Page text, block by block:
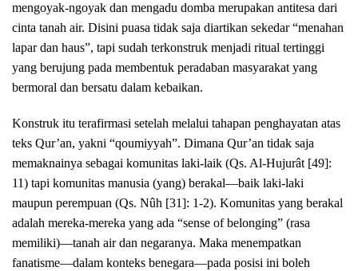
mengoyak-ngoyak dan mengadu domba merupakan antitesa dari
cinta tanah air. Disini puasa tidak saja diartikan sekedar “menahan
lapar dan haus”, tapi sudah terkonstruk menjadi ritual tertinggi
yang berujung pada membentuk peradaban masyarakat yang
bermoral dan bersatu dalam kebaikan.
Konstruk itu terafirmasi setelah melalui tahapan penghayatan atas
teks Qur’an, yakni “qoumiyyah”. Dimana Qur’an tidak saja
memaknainya sebagai komunitas laki-laik (Qs. Al-Hujurât [49]:
11) tapi komunitas manusia (yang) berakal—baik laki-laki
maupun perempuan (Qs. Nûh [31]: 1-2). Komunitas yang berakal
adalah mereka-mereka yang ada “sense of belonging” (rasa
memiliki)—tanah air dan negaranya. Maka menempatkan
fanatisme—dalam konteks benegara—pada posisi ini boleh